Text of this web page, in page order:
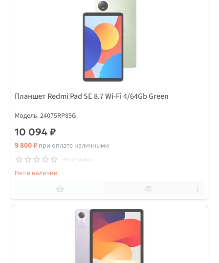
Планшет Redmi Pad SE 8.7 Wi-Fi 4/64Gb Green
Модель: 24075RP89G
10 094 ₽
9 800 ₽ при оплате наличными
Нет отзывов
Нет в наличии